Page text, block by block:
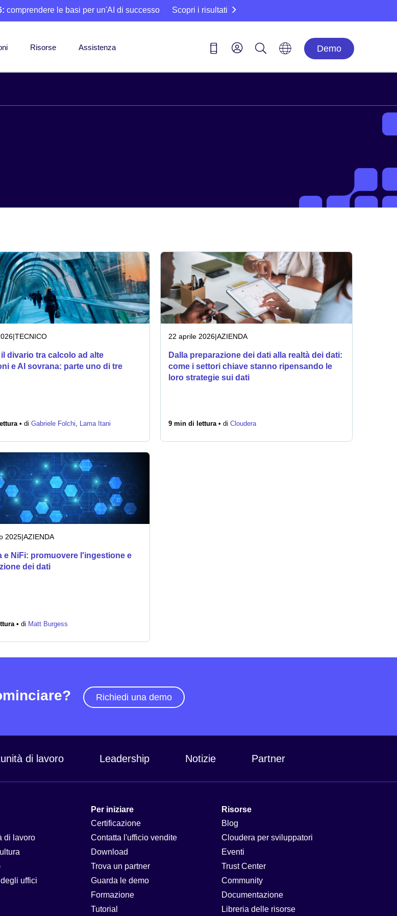
comprendere le basi per un'AI di successo Scopri i risultati
Risorse Assistenza Demo
|TECNICO
divario tra calcolo ad alte
e AI sovrana: parte uno di tre
• di Gabriele Folchi, Lama Itani
22 aprile 2026|AZIENDA
Dalla preparazione dei dati alla realtà dei dati:
come i settori chiave stanno ripensando le
loro strategie sui dati
9 min di lettura • diCloudera
2025|AZIENDA
e NiFi: promuovere l'ingestione e
dei dati
• di Matt Burgess
Richiedi una demo
di lavoro Leadership Notizie Partner
di lavoro
uffici
Per iniziare
Certificazione
Contatta l'ufficio vendite
Download
Trova un partner
Guarda le demo
Formazione
Tutorial
Risorse
Blog
Cloudera per sviluppatori
Eventi
Trust Center
Community
Documentazione
Libreria delle risorse